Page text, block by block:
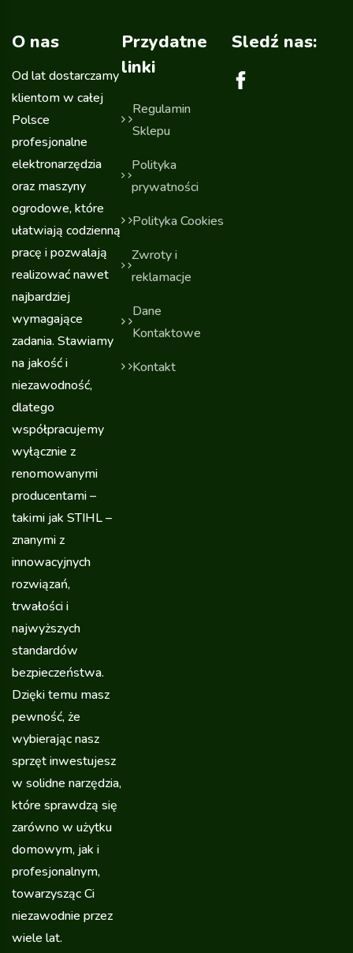
O nas
Od lat dostarczamy
klientom w całej
Polsce
profesjonalne
elektronarzędzia
oraz maszyny
ogrodowe, które
ułatwiają codzienną
pracę i pozwalają
realizować nawet
najbardziej
wymagające
zadania. Stawiamy
na jakość i
niezawodność,
dlatego
współpracujemy
wyłącznie z
renomowanymi
producentami –
takimi jak STIHL –
znanymi z
innowacyjnych
rozwiązań,
trwałości i
najwyższych
standardów
bezpieczeństwa.
Dzięki temu masz
pewność, że
wybierając nasz
sprzęt inwestujesz
w solidne narzędzia,
które sprawdzą się
zarówno w użytku
domowym, jak i
profesjonalnym,
towarzysząc Ci
niezawodnie przez
wiele lat.
Przydatne
linki
Regulamin
Sklepu
Polityka
prywatności
Polityka Cookies
Zwroty i
reklamacje
Dane
Kontaktowe
Kontakt
Sledź nas: